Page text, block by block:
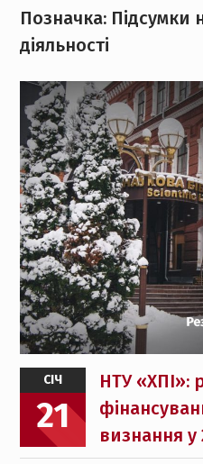
Позначка: Підсумки
діяльності
СІЧ
21
НТУ «ХПІ»:
визнання у